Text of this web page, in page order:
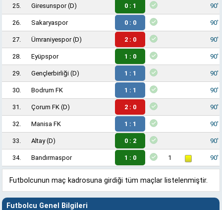
25. Giresunspor(D) 0 : 1 90'
26. Sakaryaspor 0 : 0 90'
27. Ümraniyespor(D) 2 : 0 90'
28. Eyüpspor 1 : 0 90'
29. Gençlerbirliği (D) 1 : 1 90'
30. Bodrum FK 1 : 1 90'
31. Çorum FK (D) 2 : 0 90'
32. Manisa FK 1 : 1 90'
33. Altay(D) 0 : 2 90'
34. Bandırmaspor 1 : 0 1 90'
Futbolcunun maç kadrosuna girdiği tüm maçlar listelenmiştir.
Futbolcu Genel Bilgileri